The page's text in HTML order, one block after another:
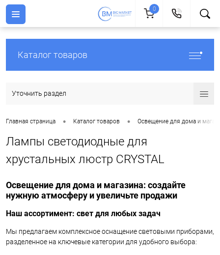
Каталог товаров
Уточнить раздел
Главная страница • Каталог товаров • Освещение для дома и
Лампы светодиодные для
хрустальных люстр CRYSTAL
Освещение для дома и магазина: создайте
нужную атмосферу и увеличьте продажи
Наш ассортимент: свет для любых задач
Мы предлагаем комплексное оснащение световыми приборами,
разделенное на ключевые категории для удобного выбора:
0